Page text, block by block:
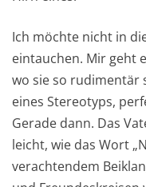
Ich möchte nicht in
eintauchen. Mir geht
wo sie so rudimentär
eines Stereotyps,
Gerade dann. Das
leicht, wie das Wort
verachtendem